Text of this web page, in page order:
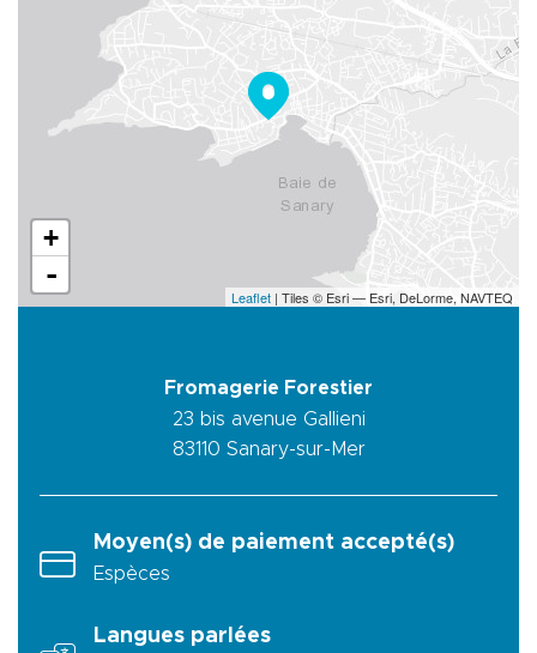
+
-
Leaflet | Tiles © Esri — Esri, DeLorme, NAVTEQ
Fromagerie Forestier
23 bis avenue Gallieni
83110 Sanary-sur-Mer
Moyen(s) de paiement accepté(s)
Espèces
Langues parlées